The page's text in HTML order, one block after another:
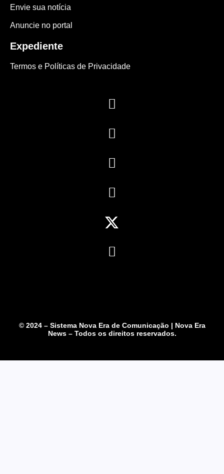
Envie sua notícia
Anuncie no portal
Expediente
Termos e Políticas de Privacidade
© 2024 – Sistema Nova Era de Comunicação | Nova Era
News – Todos os direitos reservados.